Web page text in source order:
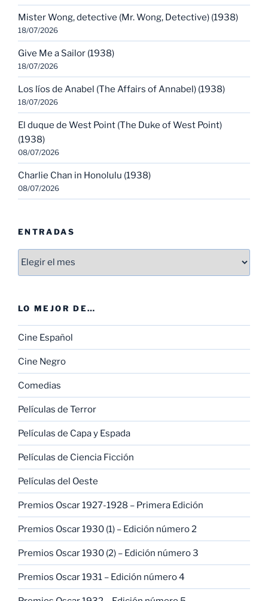
Mister Wong, detective (Mr. Wong, Detective) (1938)
18/07/2026
Give Me a Sailor (1938)
18/07/2026
Los líos de Anabel (The Affairs of Annabel) (1938)
18/07/2026
El duque de West Point (The Duke of West Point)
(1938)
08/07/2026
Charlie Chan in Honolulu (1938)
08/07/2026
ENTRADAS
Entradas
LO MEJOR DE…
Cine Español
Cine Negro
Comedias
Películas de Terror
Películas de Capa y Espada
Películas de Ciencia Ficción
Películas del Oeste
Premios Oscar 1927-1928 – Primera Edición
Premios Oscar 1930 (1) – Edición número 2
Premios Oscar 1930 (2) – Edición número 3
Premios Oscar 1931 – Edición número 4